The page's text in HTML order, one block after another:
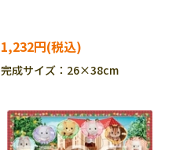
1,232円
完成サイズ：26×38cm